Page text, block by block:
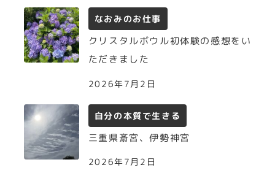
なおみのお仕事
クリスタルボウル初体験の感想をい
ただきました
2026年7月2日
自分の本質で生きる
三重県斎宮、伊勢神宮
2026年7月2日